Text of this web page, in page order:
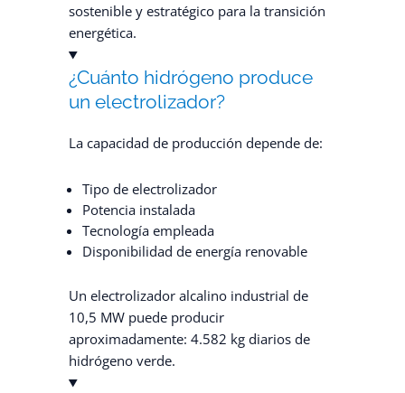
sostenible y estratégico para la transición
energética.
¿Cuánto hidrógeno produce
un electrolizador?
La capacidad de producción depende de:
Tipo de electrolizador
Potencia instalada
Tecnología empleada
Disponibilidad de energía renovable
Un electrolizador alcalino industrial de
10,5 MW puede producir
aproximadamente: 4.582 kg diarios de
hidrógeno verde.